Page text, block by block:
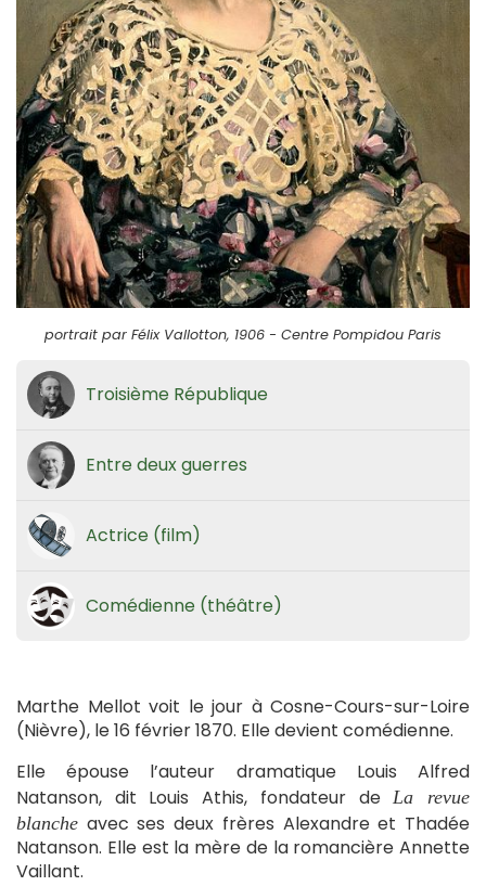
portrait par Félix Vallotton, 1906 - Centre Pompidou Paris
Troisième République
Entre deux guerres
Actrice (film)
Comédienne (théâtre)
Marthe Mellot voit le jour à Cosne-Cours-sur-Loire
(Nièvre), le 16 février 1870. Elle devient comédienne.
Elle épouse l’auteur dramatique Louis Alfred
Natanson, dit Louis Athis, fondateur deLa revue
blanche avec ses deux frères Alexandre et Thadée
Natanson. Elle est la mère de la romancière Annette
Vaillant.